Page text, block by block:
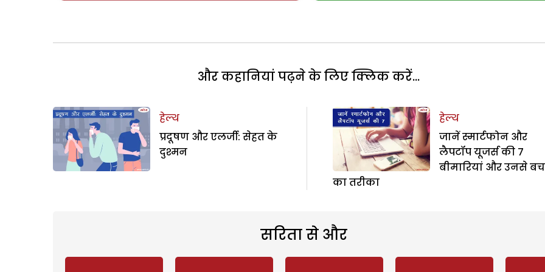
और कहानियां पढ़ने के लिए क्लिक करें...
हेल्थ
प्रदूषण और एलर्जी: सेहत के
दुश्मन
हेल्थ
जानें स्मार्टफोन और
लैपटॉप यूजर्स की 7
बीमारियां और उनसे
का तरीका
सरिता से और